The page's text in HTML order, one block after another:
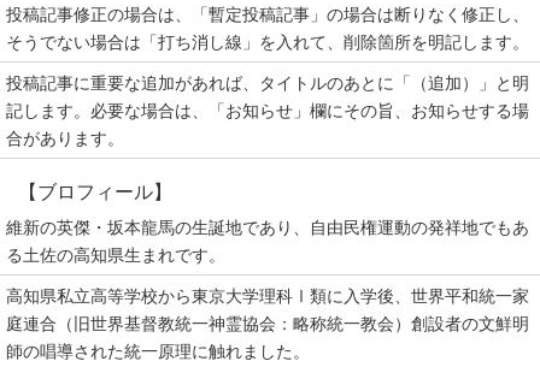
投稿記事修正の場合は、「暫定投稿記事」の場合は断りなく修正し、
そうでない場合は「打ち消し線」を入れて、削除箇所を明記します。
投稿記事に重要な追加があれば、タイトルのあとに「（追加）」と明
記します。必要な場合は、「お知らせ」欄にその旨、お知らせする場
合があります。
【ブロフィール】
維新の英傑・坂本龍馬の生誕地であり、自由民権運動の発祥地でもあ
る土佐の高知県生まれです。
高知県私立高等学校から東京大学理科Ⅰ類に入学後、世界平和統一家
庭連合（旧世界基督教統一神霊協会：略称統一教会）創設者の文鮮明
師の唱導された統一原理に触れました。